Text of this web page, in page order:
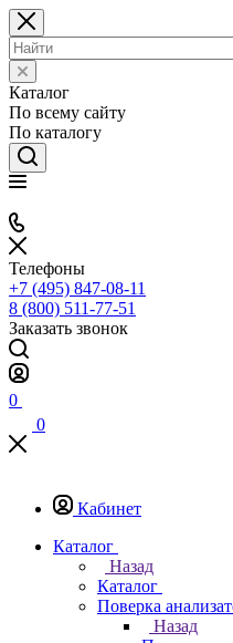
Каталог
По всему сайту
По каталогу
Телефоны
+7 (495) 847-08-11
8 (800) 511-77-51
Заказать звонок
0
0
Кабинет
Каталог
Назад
Каталог
Поверка
Назад